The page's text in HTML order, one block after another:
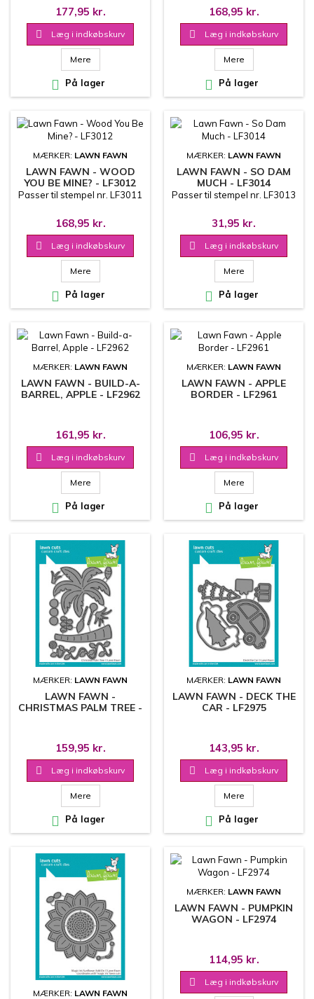
177,95 kr.
 Læg i indkøbskurv
Mere
 På lager
168,95 kr.
 Læg i indkøbskurv
Mere
 På lager
MÆRKER: LAWN FAWN
LAWN FAWN - WOOD
YOU BE MINE? - LF3012
Passer til stempel nr. LF3011
168,95 kr.
 Læg i indkøbskurv
Mere
 På lager
MÆRKER: LAWN FAWN
LAWN FAWN - SO DAM
MUCH - LF3014
Passer til stempel nr. LF3013
31,95 kr.
 Læg i indkøbskurv
Mere
 På lager
MÆRKER: LAWN FAWN
LAWN FAWN - BUILD-A-
BARREL, APPLE - LF2962
161,95 kr.
 Læg i indkøbskurv
Mere
 På lager
MÆRKER: LAWN FAWN
LAWN FAWN - APPLE
BORDER - LF2961
106,95 kr.
 Læg i indkøbskurv
Mere
 På lager
MÆRKER: LAWN FAWN
LAWN FAWN -
CHRISTMAS PALM TREE -
159,95 kr.
 Læg i indkøbskurv
Mere
 På lager
MÆRKER: LAWN FAWN
LAWN FAWN - DECK THE
CAR - LF2975
143,95 kr.
 Læg i indkøbskurv
Mere
 På lager
MÆRKER: LAWN FAWN
MÆRKER: LAWN FAWN
LAWN FAWN - PUMPKIN
WAGON - LF2974
114,95 kr.
 Læg i indkøbskurv